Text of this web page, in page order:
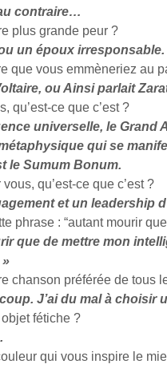
contraire…
plus grande peur ?
un époux irresponsable.
que vous emmèneriez au
ou Ainsi parlait
qu’est-ce que c’est ?
universelle, le
qui se
le Sumum Bonum.
vous, qu’est-ce que c’est ?
et un leadership
phrase : “autant mourir
que de mettre mon
»
chanson préférée de tous
J’ai du mal à choisir
fétiche ?
qui vous inspire le